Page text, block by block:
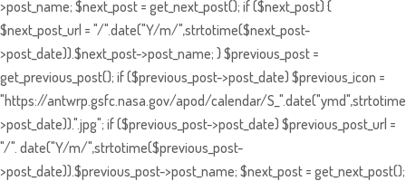
>post_name; $next_post = get_next_post(); if ($next_post) {
$next_post_url = "/".date("Y/m/",strtotime($next_post-
>post_date)).$next_post->post_name; } $previous_post =
get_previous_post(); if ($previous_post->post_date) $previous_icon =
"https://antwrp.gsfc.nasa.gov/apod/calendar/
>post_date)).".jpg"; if ($previous_post->post_date) $previous_post_url =
"/". date("Y/m/",strtotime($previous_post-
>post_date)).$previous_post->post_name; $next_post = get_next_post();